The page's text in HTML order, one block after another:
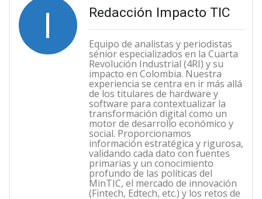
I Redacción Impacto TIC
Equipo de analistas y periodistas
sénior especializados en la Cuarta
Revolución Industrial (4RI) y su
impacto en Colombia. Nuestra
experiencia se centra en ir más allá
de los titulares de hardware y
software para contextualizar la
transformación digital como un
motor de desarrollo económico y
social. Proporcionamos
información estratégica y rigurosa,
validando cada dato con fuentes
primarias y un conocimiento
profundo de las políticas del
MinTIC, el mercado de innovación
(Fintech, Edtech, etc.) y los retos de